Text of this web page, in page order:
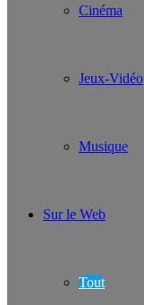
Cinéma
Jeux-Vidéo
Musique
Sur le Web
Tout